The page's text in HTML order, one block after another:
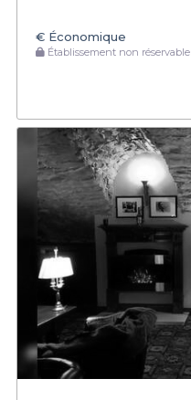
€ Économique
Établissement non réservable